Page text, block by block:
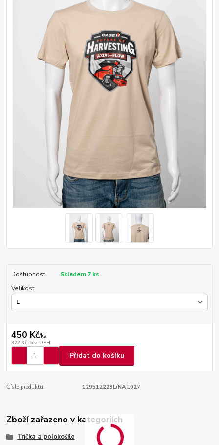
Dostupnost
Skladem 7 ks
Velikost
450 Kč/ks
372 Kč bez DPH
Přidat do košíku
Číslo produktu: 129512223L/NA L027
Zboží zařazeno v kategoriích
Trička a polokošile